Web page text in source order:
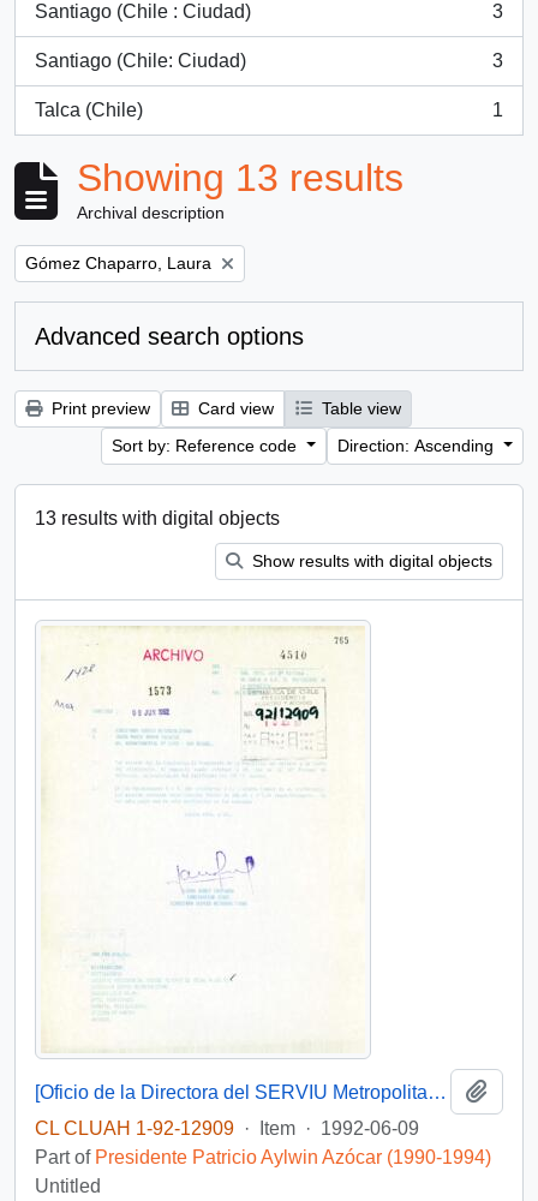
Santiago (Chile : Ciudad)
, 3 results
3
Santiago (Chile: Ciudad)
, 3 results
3
Talca (Chile)
, 1 results
1
Showing 13 results
Archival description
Remove filter:
Gómez Chaparro, Laura
Advanced search options
Print preview Card view
Table view
Sort by: Reference code
Direction: Ascending
13 results with digital objects
Show results with digital objects
[Oficio de la Directora del SERVIU Metropolitano ante solicitud de particular]
CL CLUAH 1-92-12909 · Item · 1992-06-09
Part of Presidente Patricio Aylwin Azócar (1990-1994)
Untitled